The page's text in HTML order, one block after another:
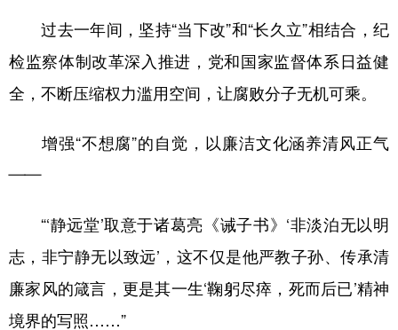
过去一年间，坚持“当下改”和“长久立”相结合，纪
检监察体制改革深入推进，党和国家监督体系日益健
全，不断压缩权力滥用空间，让腐败分子无机可乘。
增强“不想腐”的自觉，以廉洁文化涵养清风正气
——
“‘静远堂’取意于诸葛亮《诫子书》‘非淡泊无以明
志，非宁静无以致远’，这不仅是他严教子孙、传承清
廉家风的箴言，更是其一生‘鞠躬尽瘁，死而后已’精神
境界的写照……”